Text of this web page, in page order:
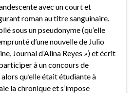
avec un court et
roman au titre sanguinaire.
sous un pseudonyme (qu’elle
d’une nouvelle de Julio
Journal d’Alina Reyes ») et écrit
à un concours de
qu’elle était étudiante à
la chronique et s’impose